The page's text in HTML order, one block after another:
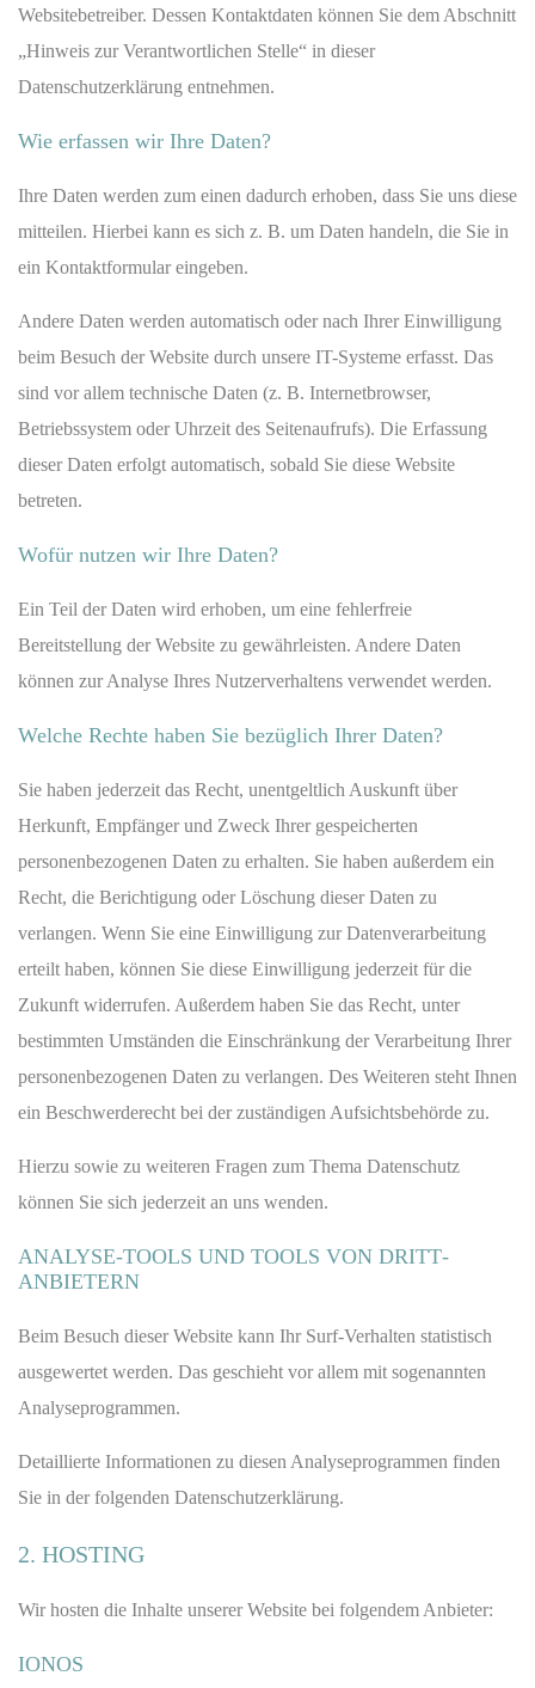
Websitebetreiber. Dessen Kontaktdaten können Sie dem Abschnitt
„Hinweis zur Verantwortlichen Stelle“ in dieser
Datenschutzerklärung entnehmen.
Wie erfassen wir Ihre Daten?
Ihre Daten werden zum einen dadurch erhoben, dass Sie uns diese
mitteilen. Hierbei kann es sich z. B. um Daten handeln, die Sie in
ein Kontaktformular eingeben.
Andere Daten werden automatisch oder nach Ihrer Einwilligung
beim Besuch der Website durch unsere IT-Systeme erfasst. Das
sind vor allem technische Daten (z. B. Internetbrowser,
Betriebssystem oder Uhrzeit des Seitenaufrufs). Die Erfassung
dieser Daten erfolgt automatisch, sobald Sie diese Website
betreten.
Wofür nutzen wir Ihre Daten?
Ein Teil der Daten wird erhoben, um eine fehlerfreie
Bereitstellung der Website zu gewährleisten. Andere Daten
können zur Analyse Ihres Nutzerverhaltens verwendet werden.
Welche Rechte haben Sie bezüglich Ihrer Daten?
Sie haben jederzeit das Recht, unentgeltlich Auskunft über
Herkunft, Empfänger und Zweck Ihrer gespeicherten
personenbezogenen Daten zu erhalten. Sie haben außerdem ein
Recht, die Berichtigung oder Löschung dieser Daten zu
verlangen. Wenn Sie eine Einwilligung zur Datenverarbeitung
erteilt haben, können Sie diese Einwilligung jederzeit für die
Zukunft widerrufen. Außerdem haben Sie das Recht, unter
bestimmten Umständen die Einschränkung der Verarbeitung Ihrer
personenbezogenen Daten zu verlangen. Des Weiteren steht Ihnen
ein Beschwerderecht bei der zuständigen Aufsichtsbehörde zu.
Hierzu sowie zu weiteren Fragen zum Thema Datenschutz
können Sie sich jederzeit an uns wenden.
ANALYSE-TOOLS UND TOOLS VON DRITT­
ANBIETERN
Beim Besuch dieser Website kann Ihr Surf-Verhalten statistisch
ausgewertet werden. Das geschieht vor allem mit sogenannten
Analyseprogrammen.
Detaillierte Informationen zu diesen Analyseprogrammen finden
Sie in der folgenden Datenschutzerklärung.
2. HOSTING
Wir hosten die Inhalte unserer Website bei folgendem Anbieter:
IONOS